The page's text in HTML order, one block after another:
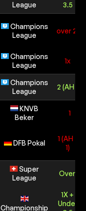
League 3.5
Champions
League
over 2.5
Champions
League
1x
Champions
League
2 (AH -1)
KNVB
Beker
1
DFB Pokal
1 (AH -
1)
Super
League
Over 2
Championship
1X +
Under